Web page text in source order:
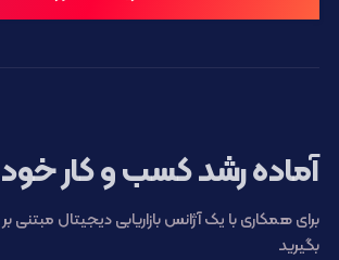
آماده رشد کسب و کار
برای همکاری با یک آژانس بازاریابی دیجیتال مبتنی
بگیرید